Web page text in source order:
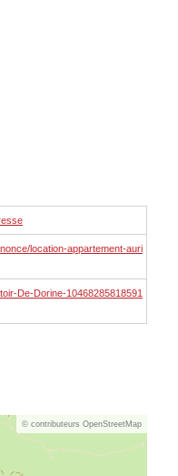
location-appartement-auri
De-Dorine-10468285818591
© contributeurs OpenStreetMap